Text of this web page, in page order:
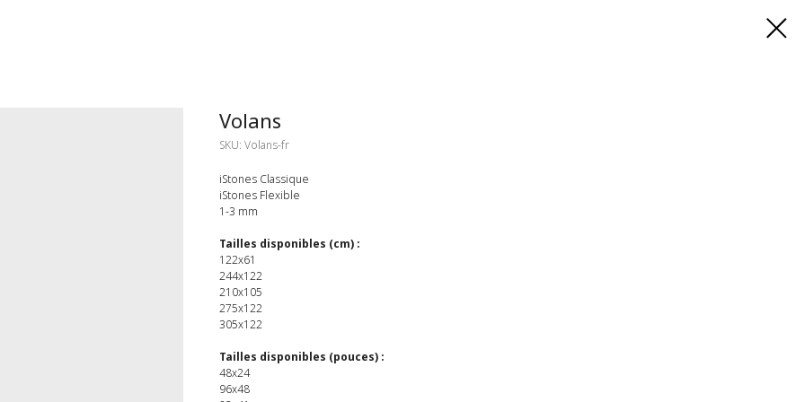
Volans
SKU: Volans-fr
iStones Classique
iStones Flexible
1-3 mm
Tailles disponibles (cm) :
122x61
244x122
210x105
275x122
305x122
Tailles disponibles (pouces) :
48x24
96x48